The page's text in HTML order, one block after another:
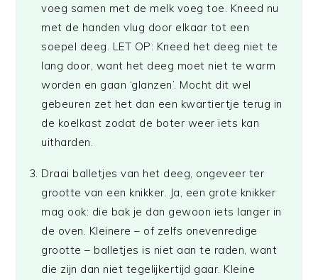
voeg samen met de melk voeg toe. Kneed nu
met de handen vlug door elkaar tot een
soepel deeg. LET OP: Kneed het deeg niet te
lang door, want het deeg moet niet te warm
worden en gaan ‘glanzen’. Mocht dit wel
gebeuren zet het dan een kwartiertje terug in
de koelkast zodat de boter weer iets kan
uitharden.
Draai balletjes van het deeg, ongeveer ter
grootte van een knikker. Ja, een grote knikker
mag ook: die bak je dan gewoon iets langer in
de oven. Kleinere – of zelfs onevenredige
grootte – balletjes is niet aan te raden, want
die zijn dan niet tegelijkertijd gaar. Kleine